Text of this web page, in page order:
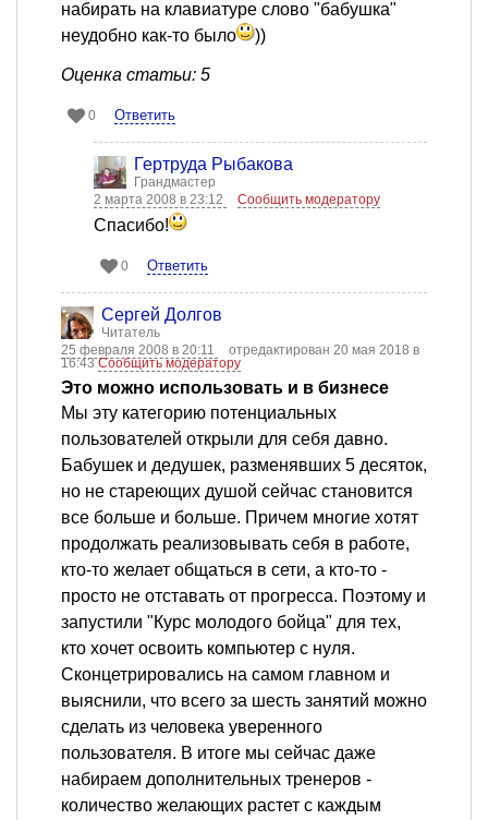
набирать на клавиатуре слово "бабушка"
неудобно как-то было
))
Оценка статьи: 5
0 Ответить
Гертруда Рыбакова
Грандмастер
2 марта 2008 в 23:12
Сообщить модератору
Cпасибо!
0 Ответить
Сергей Долгов
Читатель
25 февраля 2008 в 20:11
отредактирован 20 мая 2018 в
16:43Сообщить модератору
Это можно использовать и в бизнесе
Мы эту категорию потенциальных
пользователей открыли для себя давно.
Бабушек и дедушек, разменявших 5 десяток,
но не стареющих душой сейчас становится
все больше и больше. Причем многие хотят
продолжать реализовывать себя в работе,
кто-то желает общаться в сети, а кто-то -
просто не отставать от прогресса. Поэтому и
запустили "Курс молодого бойца" для тех,
кто хочет освоить компьютер с нуля.
Сконцетрировались на самом главном и
выяснили, что всего за шесть занятий можно
сделать из человека уверенного
пользователя. В итоге мы сейчас даже
набираем дополнительных тренеров -
количество желающих растет с каждым